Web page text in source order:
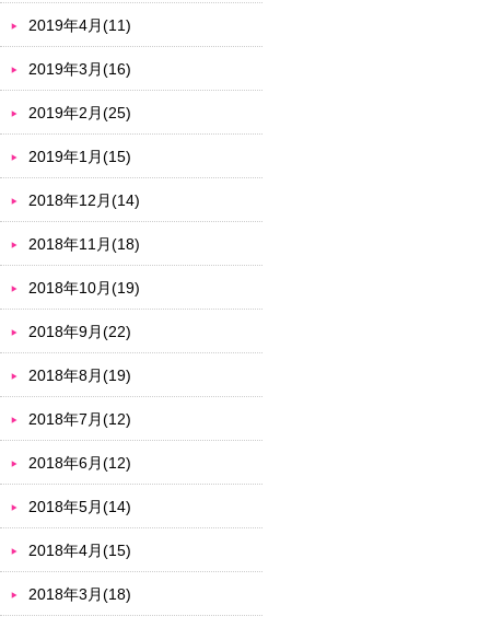
2019年4月(11)
2019年3月(16)
2019年2月(25)
2019年1月(15)
2018年12月(14)
2018年11月(18)
2018年10月(19)
2018年9月(22)
2018年8月(19)
2018年7月(12)
2018年6月(12)
2018年5月(14)
2018年4月(15)
2018年3月(18)